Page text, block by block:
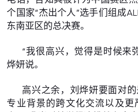
个国家“杰出个人”选手们组成
东南亚区的总决赛。
“我很高兴，觉得是时候来
烨妍说。
高兴之余，刘烨妍要面对
专业背景的跨文化交流以及